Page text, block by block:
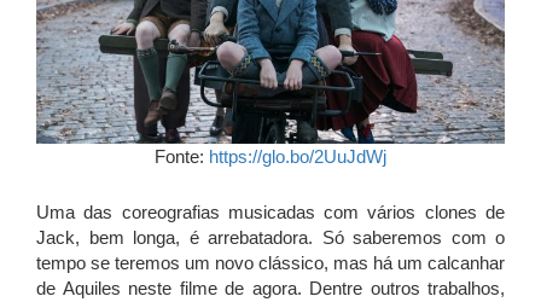
Fonte: https://glo.bo/2UuJdWj
Uma das coreografias musicadas com vários clones de
Jack, bem longa, é arrebatadora. Só saberemos com o
tempo se teremos um novo clássico, mas há um calcanhar
de Aquiles neste filme de agora. Dentre outros trabalhos,